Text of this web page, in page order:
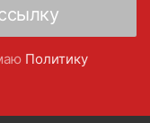
Политику